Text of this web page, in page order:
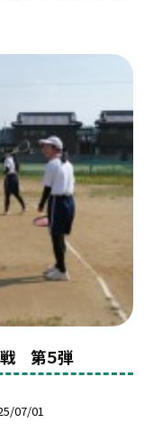
戦 第５弾
07/01